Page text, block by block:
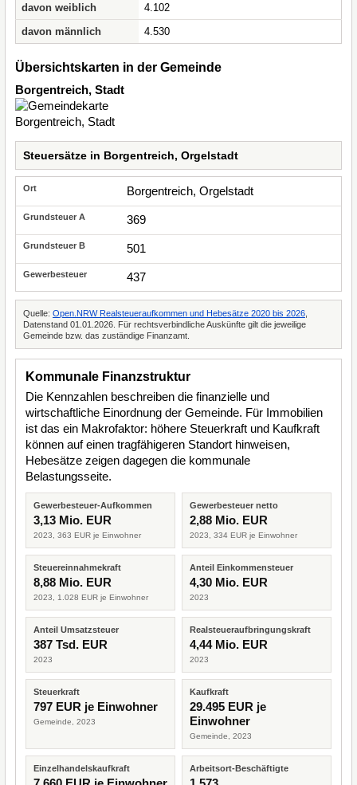
davon weiblich
4.102
davon männlich
4.530
Übersichtskarten in der Gemeinde
Borgentreich, Stadt
Steuersätze in Borgentreich, Orgelstadt
Borgentreich, Orgelstadt
369
501
437
Quelle: Open.NRW Realsteueraufkommen und Hebesätze 2020 bis 2026
Datenstand 01.01.2026. Für rechtsverbindliche Auskünfte gilt die jeweilige
Gemeinde bzw. das zuständige Finanzamt.
Kommunale Finanzstruktur
Die Kennzahlen beschreiben die finanzielle und
wirtschaftliche Einordnung der Gemeinde. Für Immobilien
ist das ein Makrofaktor: höhere Steuerkraft und Kaufkraft
können auf einen tragfähigeren Standort hinweisen,
Hebesätze zeigen dagegen die kommunale
Belastungsseite.
Gewerbesteuer-Aufkommen
3,13 Mio. EUR
2023, 363 EUR je Einwohner
Gewerbesteuer netto
2,88 Mio. EUR
2023, 334 EUR je Einwohner
Steuereinnahmekraft
8,88 Mio. EUR
2023, 1.028 EUR je Einwohner
Anteil Einkommensteuer
4,30 Mio. EUR
2023
Anteil Umsatzsteuer
387 Tsd. EUR
2023
Realsteueraufbringungskraft
4,44 Mio. EUR
2023
Steuerkraft
797 EUR je Einwohner
Gemeinde, 2023
Kaufkraft
29.495 EUR je
Einwohner
Gemeinde, 2023
Einzelhandelskaufkraft Arbeitsort-Beschäftigte